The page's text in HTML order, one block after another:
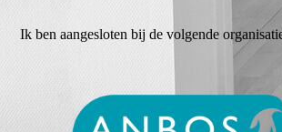
Ik ben aangesloten bij de volgende